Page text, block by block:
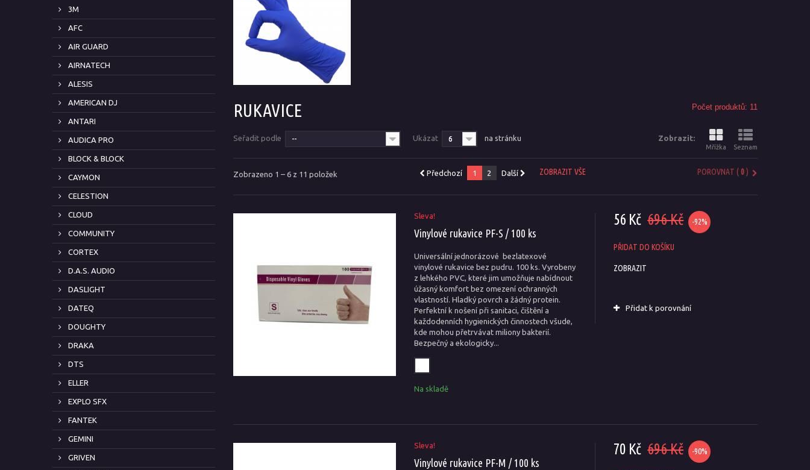
3M
AFC
AIR GUARD
AIRNATECH
ALESIS
AMERICAN DJ
ANTARI
AUDICA PRO
BLOCK & BLOCK
CAYMON
CELESTION
CLOUD
COMMUNITY
CORTEX
D.A.S. AUDIO
DASLIGHT
DATEQ
DOUGHTY
DRAKA
DTS
ELLER
EXPLO SFX
FANTEK
GEMINI
GRIVEN
RUKAVICE Počet produktů: 11
Zobrazit:
Mřížka Seznam
Seřadit podle -- Ukázat 6 na stránku
POROVNAT (0)
ZOBRAZIT VŠE
Předchozí 1 2 Další
Zobrazeno 1 – 6 z 11 položek
Sleva!
Vinylové rukavice PF-S / 100 ks
Universální jednorázové bezlatexové
vinylové rukavice bez pudru. 100 ks. Vyrobeny
z lehkého PVC, které jim umožňuje nabídnout
úžasný komfort bez omezení ochranných
vlastností. Hladký povrch a žádný protein.
Perfektní k nošení při sanitaci, čištění a
každodenních hygienických činnostech všude,
kde mohou přetrvávat miliony bakterií.
Bezpečný a ekologicky...
Na skladě
56 Kč 696 Kč -92%
PŘIDAT DO KOŠÍKU
ZOBRAZIT
Přidat k porovnání
Sleva!
Vinylové rukavice PF-M / 100 ks
70 Kč 696 Kč -90%